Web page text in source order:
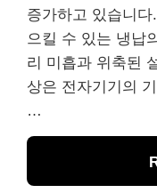
증가하고 있습니
으킬 수 있는 냉납
리 미흡과 위축된
상은 전자기기의
…